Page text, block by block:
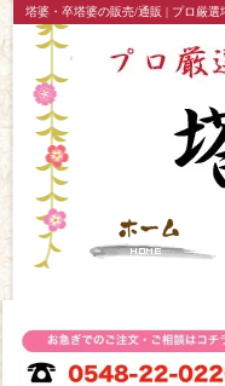
塔婆・卒塔婆の販売/通販 | プロ厳選